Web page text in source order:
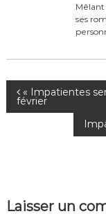
Mêlant
ses
N
a
a
« Impatientes
février
Laisser un